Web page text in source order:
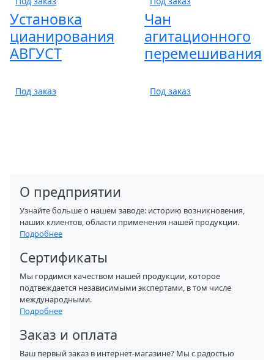
Установка
цианирования
АВГУСТ
Под заказ
Чан
агитационного
перемешивания
Под заказ
О предприятии
Узнайте больше о нашем заводе: историю возникновения,
наших клиентов, области применения нашей продукции.
Подробнее
Сертификаты
Мы гордимся качеством нашей продукции, которое
подтвеждается независимыми экспертами, в том числе
международными.
Подробнее
Заказ и оплата
Ваш первый заказ в интернет-магазине? Мы с радостью